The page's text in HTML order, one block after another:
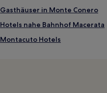
Gasthäuser in Monte Conero
Hotels nahe Bahnhof Macerata
Montacuto Hotels